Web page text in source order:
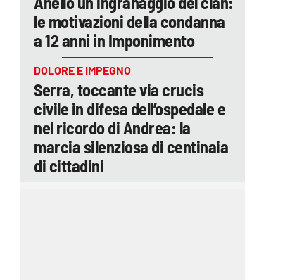
le motivazioni della condanna
a 12 anni in Imponimento
DOLORE E IMPEGNO
Serra, toccante via crucis
civile in difesa dell’ospedale e
nel ricordo di Andrea: la
marcia silenziosa di centinaia
di cittadini